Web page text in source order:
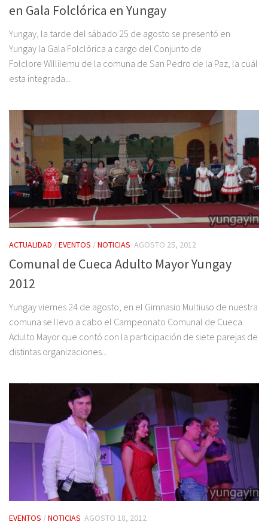
en Gala Folclórica en Yungay
Yungay, la tarde del sábado 25 de agosto se presentó en
Yungay la Gala Folclórica a cargo del Conjunto de
Folclore Willilemu de la comuna de San Pedro de la Paz, la cuál
esta integrada...
ACTUALIDAD /EVENTOS /NOTICIAS AGOSTO 25, 2012
Comunal de Cueca Adulto Mayor Yungay
2012
Yungay viernes 24 de agosto, en el Gimnasio Multiuso de nuestra
comuna se llevo a cabo el Campeonato Comunal de Cueca
Adulto Mayor que contó con la participación de siete parejas de
distintas organizaciones...
EVENTOS /NOTICIAS AGOSTO 18, 2012